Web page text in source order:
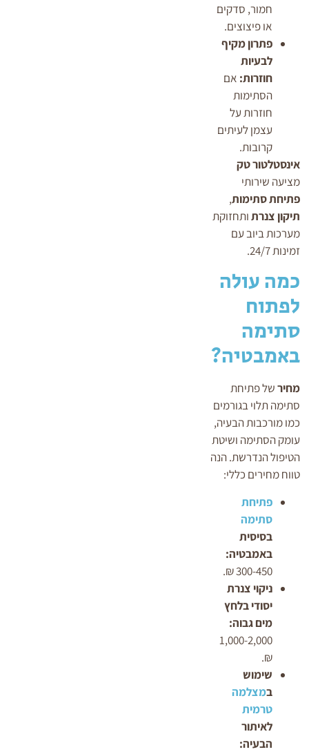
חמור, סדקים
או פיצוצים.
פתרון מקיף
לבעיות
חוזרות: אם
הסתימות
חוזרות על
עצמן לעיתים
קרובות.
אינסטלטור טק
מציעה שירותי
פתיחת סתימות,
תיקון צנרתותחזוקת
מערכות ביוב עם
זמינות 24/7.
כמה עולה
לפתוח
סתימה
באמבטיה?
מחירשל פתיחת
סתימה תלוי בגורמים
כמו מורכבות הבעיה,
עומק הסתימה ושיטת
הטיפול הנדרשת. הנה
טווח מחירים כללי:
פתיחת
סתימה
בסיסית
באמבטיה:
300-450 ₪.
ניקוי צנרת
יסודי בלחץ
מים גבוה:
1,000-2,000
₪.
שימוש
במצלמה
טרמית
לאיתור
הבעיה: